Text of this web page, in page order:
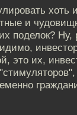
хоть
и
поделок? Ну,
это их,